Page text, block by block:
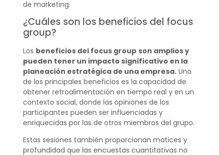
de marketing.
¿Cuáles son los beneficios del focus
group?
Los beneficios del focus group son amplios y
pueden tener un impacto significativo en la
planeación estratégica de una empresa.Uno
de los principales beneficios es la capacidad de
obtener retroalimentación en tiempo real y en un
contexto social, donde las opiniones de los
participantes pueden ser influenciadas y
enriquecidas por las de otros miembros del grupo.
Estas sesiones también proporcionan matices y
profundidad que las encuestas cuantitativas no